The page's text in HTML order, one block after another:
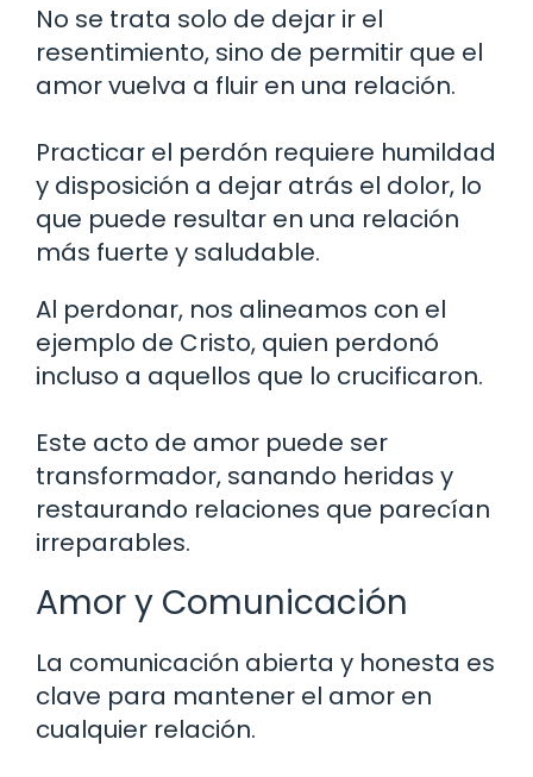
No se trata solo de dejar ir el
resentimiento, sino de permitir que el
amor vuelva a fluir en una relación.
Practicar el perdón requiere humildad
y disposición a dejar atrás el dolor, lo
que puede resultar en una relación
más fuerte y saludable.
Al perdonar, nos alineamos con el
ejemplo de Cristo, quien perdonó
incluso a aquellos que lo crucificaron.
Este acto de amor puede ser
transformador, sanando heridas y
restaurando relaciones que parecían
irreparables.
Amor y Comunicación
La comunicación abierta y honesta es
clave para mantener el amor en
cualquier relación.